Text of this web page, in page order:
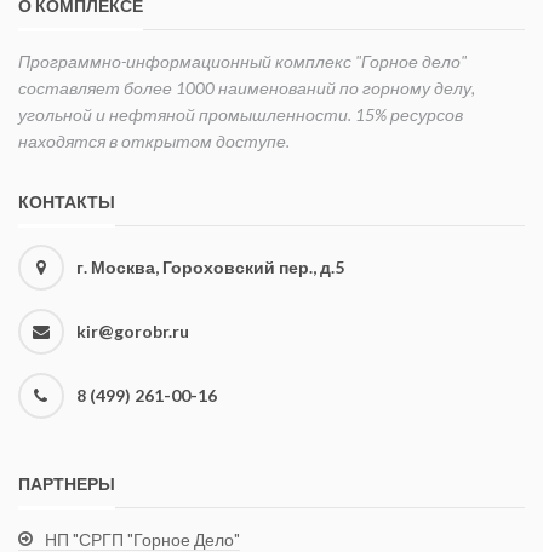
О КОМПЛЕКСЕ
Программно-информационный комплекс "Горное дело"
составляет более 1000 наименований по горному делу,
угольной и нефтяной промышленности. 15% ресурсов
находятся в открытом доступе.
КОНТАКТЫ
г. Москва, Гороховский пер., д.5
kir@gorobr.ru
8 (499) 261-00-16
ПАРТНЕРЫ
НП "СРГП "Горное Дело"